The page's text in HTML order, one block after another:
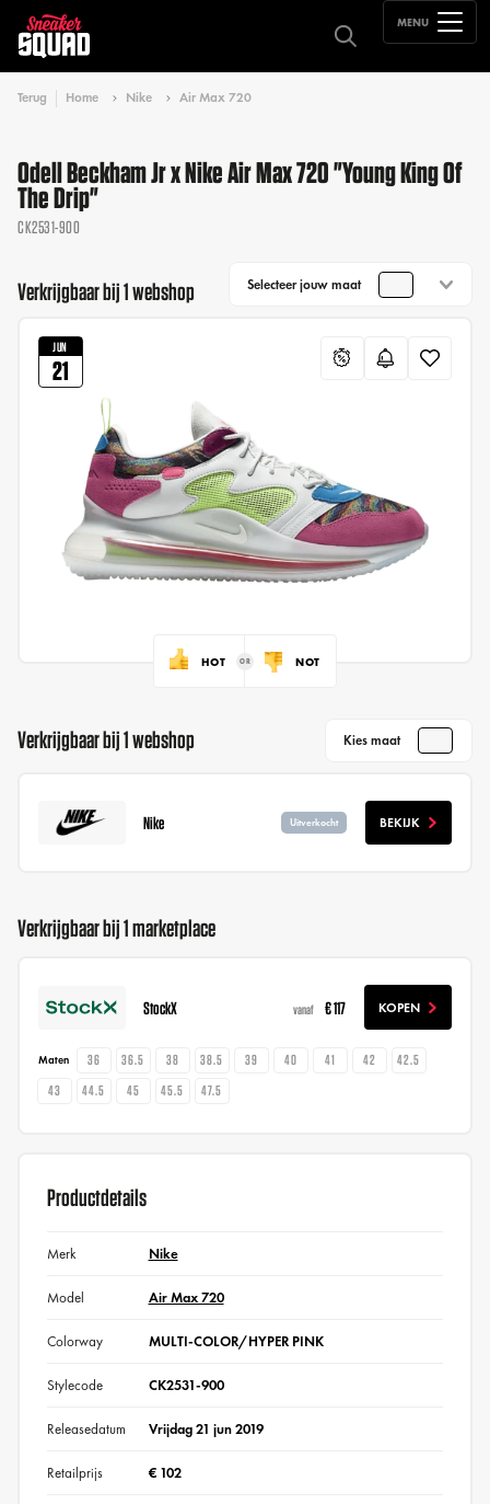
MENU
Terug Home Nike Air Max 720
Odell Beckham Jr x Nike Air Max 720 "Young King Of
The Drip"
CK2531-900
Verkrijgbaar bij 1 webshop Selecteer jouw maat
JUN
21
HOT NOT
Verkrijgbaar bij 1 webshop Kies maat
Nike Uitverkocht BEKIJK
Verkrijgbaar bij 1 marketplace
StockX vanaf € 117 KOPEN
Maten 36 36.5 38 38.5 39 40 41 42
42.5
43
44.5 45 45.5 47.5
Productdetails
Merk Nike
Model Air Max 720
Colorway MULTI-COLOR/HYPER PINK
Stylecode CK2531-900
Releasedatum Vrijdag 21 jun 2019
Retailprijs € 102